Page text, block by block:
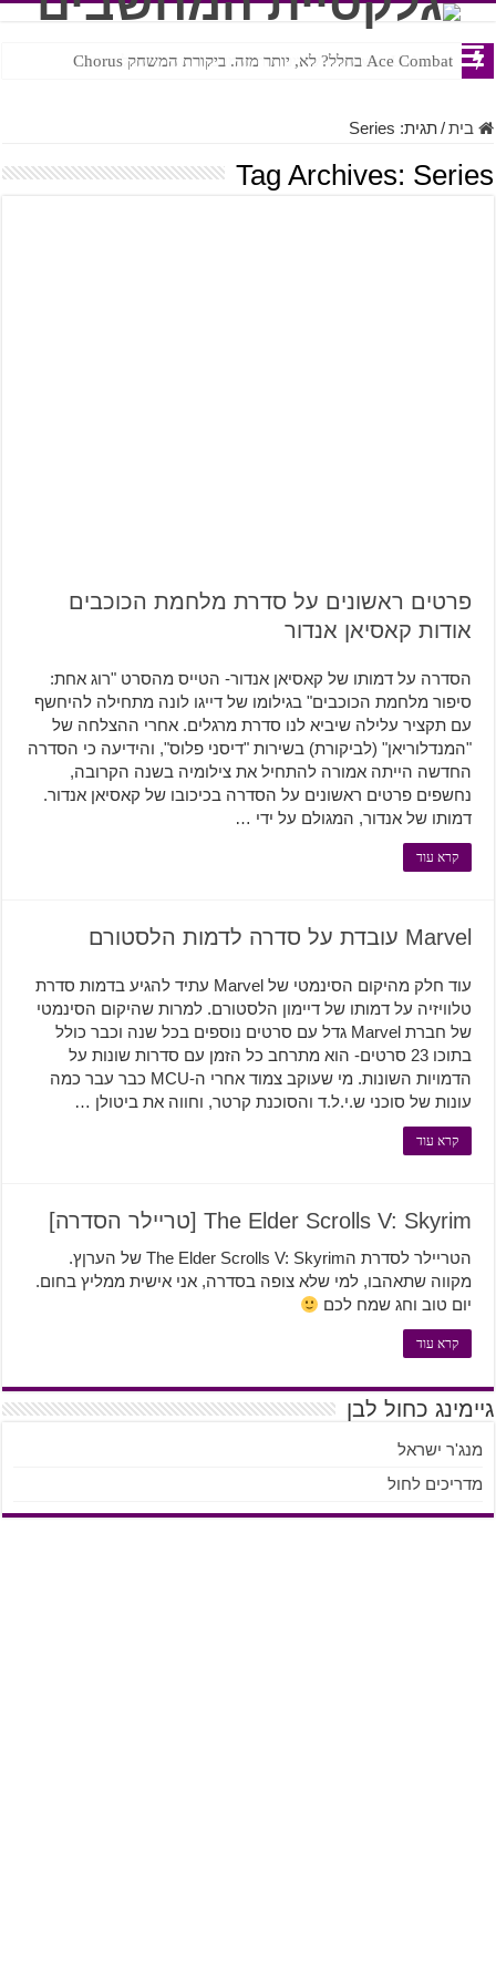
Ace Combat בחלל? לא, יותר מזה. ביקורת המשחק Chorus
Steven Universe והשירים שתורגמו בצורה נוראית לעברית
בית/תגית: Series
Tag Archives: Series
פרטים ראשונים על סדרת מלחמת הכוכבים
אודות קאסיאן אנדור
הסדרה על דמותו של קאסיאן אנדור- הטייס מהסרט "רוג אחת:
סיפור מלחמת הכוכבים" בגילומו של דייגו לונה מתחילה להיחשף
עם תקציר עלילה שיביא לנו סדרת מרגלים. אחרי ההצלחה של
"המנדלוריאן" (לביקורת) בשירות "דיסני פלוס", והידיעה כי הסדרה
החדשה הייתה אמורה להתחיל את צילומיה בשנה הקרובה,
נחשפים פרטים ראשונים על הסדרה בכיכובו של קאסיאן אנדור.
דמותו של אנדור, המגולם על ידי …
קרא עוד
Marvel עובדת על סדרה לדמות הלסטורם
עוד חלק מהיקום הסינמטי של Marvel עתיד להגיע בדמות סדרת
טלוויזיה על דמותו של דיימון הלסטורם. למרות שהיקום הסינמטי
של חברת Marvel גדל עם סרטים נוספים בכל שנה וכבר כולל
בתוכו 23 סרטים- הוא מתרחב כל הזמן עם סדרות שונות על
הדמויות השונות. מי שעוקב צמוד אחרי ה-MCU כבר עבר כמה
עונות של סוכני ש.י.ל.ד והסוכנת קרטר, וחווה את ביטולן …
קרא עוד
The Elder Scrolls V: Skyrim [טריילר הסדרה]
הטריילר לסדרת הThe Elder Scrolls V: Skyrim של הערןץ.
מקווה שתאהבו, למי שלא צופה בסדרה, אני אישית ממליץ בחום.
יום טוב וחג שמח לכם
קרא עוד
גיימינג כחול לבן
מנג'ר ישראל
מדריכים לחול